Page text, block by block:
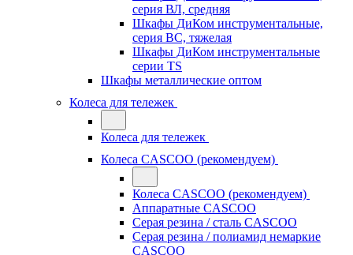
серия ВЛ, средняя
Шкафы ДиКом инструментальные,
серия ВС, тяжелая
Шкафы ДиКом инструментальные
серии TS
Шкафы металлические оптом
Колеса для тележек
Колеса для тележек
Колеса CASCOO (рекомендуем)
Колеса CASCOO (рекомендуем)
Аппаратные CASCOO
Серая резина / сталь CASCOO
Серая резина / полиамид немаркие
CASCOO